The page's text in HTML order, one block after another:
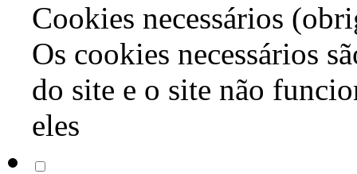
Cookies necessários
Os cookies necessários
do site e o site não
eles